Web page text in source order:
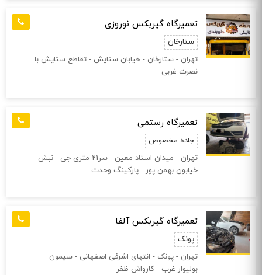
تعمیرگاه گیربکس نوروزی
ستارخان
تهران - ستارخان - خیابان ستایش - تقاطع ستایش با
نصرت غربی
تعمیرگاه رستمی
جاده مخصوص
تهران - میدان استاد معین - سر21 متری جی - نبش
خیابون بهمن پور - پارکینگ وحدت
تعمیرگاه گیربکس آلفا
پونک
تهران - پونک - انتهای اشرفی اصفهانی - سیمون
بولیوار غرب - کارواش ظفر